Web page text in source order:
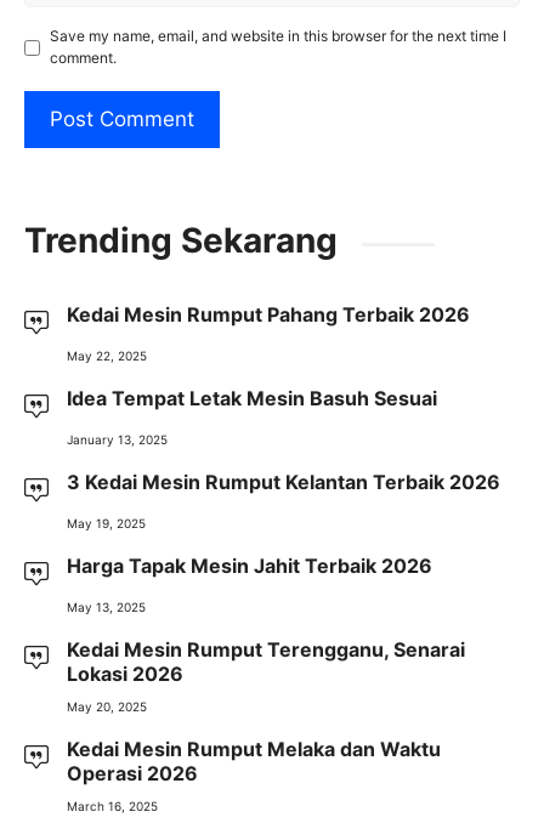
Save my name, email, and website in this browser for the next time I
comment.
Trending Sekarang
Kedai Mesin Rumput Pahang Terbaik 2026
May 22, 2025
Idea Tempat Letak Mesin Basuh Sesuai
January 13, 2025
3 Kedai Mesin Rumput Kelantan Terbaik 2026
May 19, 2025
Harga Tapak Mesin Jahit Terbaik 2026
May 13, 2025
Kedai Mesin Rumput Terengganu, Senarai
Lokasi 2026
May 20, 2025
Kedai Mesin Rumput Melaka dan Waktu
Operasi 2026
March 16, 2025